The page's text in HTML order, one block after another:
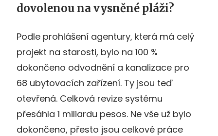
dovolenou na vysněné pláži?
Podle prohlášení agentury, která má celý
projekt na starosti, bylo na 100 %
dokončeno odvodnění a kanalizace pro
68 ubytovacích zařízení. Ty jsou teď
otevřená. Celková revize systému
přesáhla 1 miliardu pesos. Ne vše už bylo
dokončeno, přesto jsou celkové práce